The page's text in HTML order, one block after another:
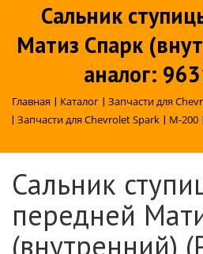
Сальник
Матиз Спарк
аналог:
Главная | Каталог | Запчасти для
| Запчасти для Chevrolet Spark | M-200 |
Сальник
передней
(внутренний)